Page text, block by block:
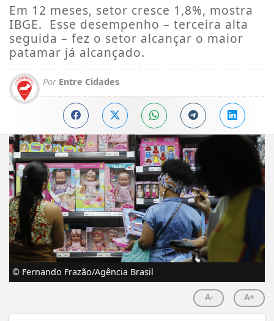
Em 12 meses, setor cresce 1,8%, mostra
IBGE. Esse desempenho – terceira alta
seguida – fez o setor alcançar o maior
patamar já alcançado.
Por Entre Cidades
© Fernando Frazão/Agência Brasil
A- A+